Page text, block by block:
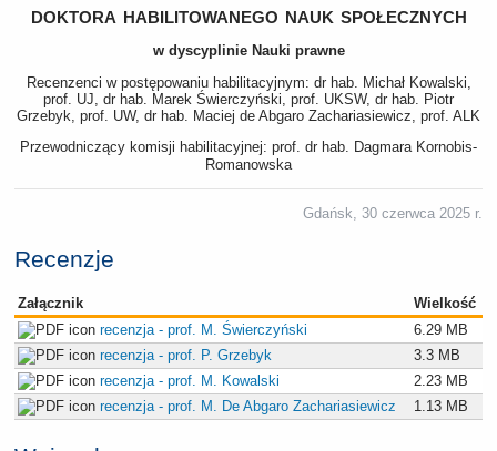
doktora habilitowanego nauk społecznych
w dyscyplinie Nauki prawne
Recenzenci w postępowaniu habilitacyjnym: dr hab. Michał Kowalski,
prof. UJ, dr hab. Marek Świerczyński, prof. UKSW, dr hab. Piotr
Grzebyk, prof. UW, dr hab. Maciej de Abgaro Zachariasiewicz, prof. ALK
Przewodniczący komisji habilitacyjnej: prof. dr hab. Dagmara Kornobis-
Romanowska
Gdańsk, 30 czerwca 2025 r.
Recenzje
Załącznik
Wielkość
recenzja - prof. M. Świerczyński
6.29 MB
recenzja - prof. P. Grzebyk
3.3 MB
recenzja - prof. M. Kowalski
2.23 MB
recenzja - prof. M. De Abgaro Zachariasiewicz
1.13 MB